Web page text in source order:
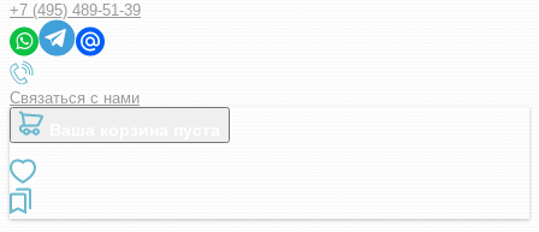
+7 (495) 489-51-39
Связаться с нами